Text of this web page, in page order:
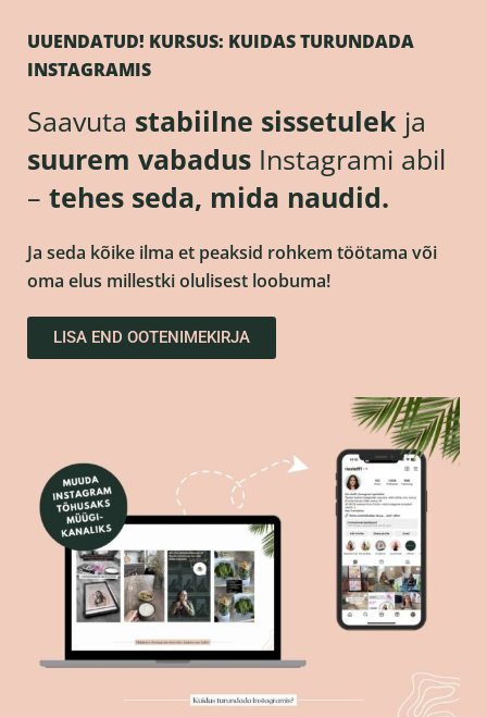
content
UUENDATUD! KURSUS: KUIDAS TURUNDADA
INSTAGRAMIS
Saavuta stabiilne sissetulek ja
suurem vabadus Instagrami abil
– tehes seda, mida naudid.
Ja seda kõike ilma et peaksid rohkem töötama või
oma elus millestki olulisest loobuma!
LISA END OOTENIMEKIRJA